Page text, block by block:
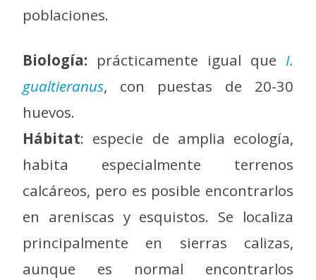
poblaciones.
Biología: prácticamente igual que I.
gualtieranus, con puestas de 20-30
huevos.
Hábitat: especie de amplia ecología,
habita especialmente terrenos
calcáreos, pero es posible encontrarlos
en areniscas y esquistos. Se localiza
principalmente en sierras calizas,
aunque es normal encontrarlos